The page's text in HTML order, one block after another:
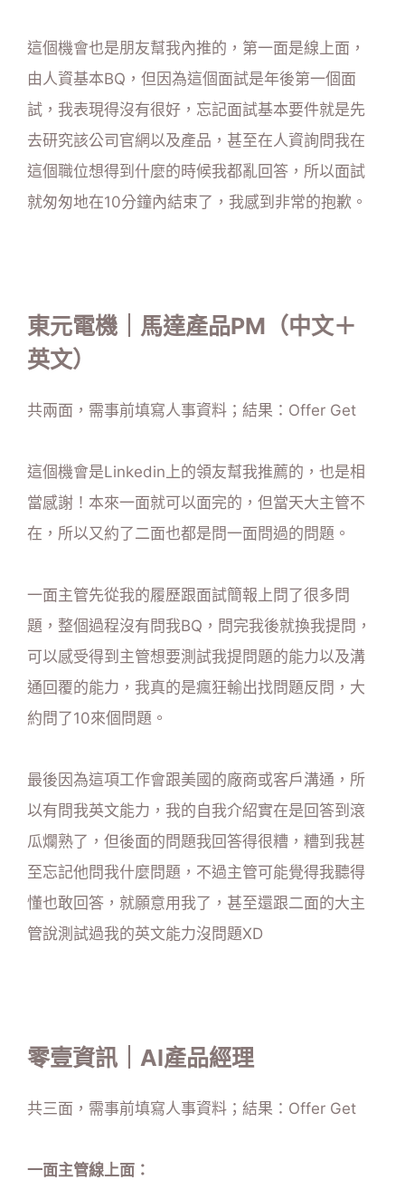
這個機會也是朋友幫我內推的，第一面是線上面，
由人資基本BQ，但因為這個面試是年後第一個面
試，我表現得沒有很好，忘記面試基本要件就是先
去研究該公司官網以及產品，甚至在人資詢問我在
這個職位想得到什麼的時候我都亂回答，所以面試
就匆匆地在10分鐘內結束了，我感到非常的抱歉。
東元電機｜馬達產品PM（中文＋
英文）
共兩面，需事前填寫人事資料；結果：Offer Get
這個機會是Linkedin上的領友幫我推薦的，也是相
當感謝！本來一面就可以面完的，但當天大主管不
在，所以又約了二面也都是問一面問過的問題。
一面主管先從我的履歷跟面試簡報上問了很多問
題，整個過程沒有問我BQ，問完我後就換我提問，
可以感受得到主管想要測試我提問題的能力以及溝
通回覆的能力，我真的是瘋狂輸出找問題反問，大
約問了10來個問題。
最後因為這項工作會跟美國的廠商或客戶溝通，所
以有問我英文能力，我的自我介紹實在是回答到滾
瓜爛熟了，但後面的問題我回答得很糟，糟到我甚
至忘記他問我什麼問題，不過主管可能覺得我聽得
懂也敢回答，就願意用我了，甚至還跟二面的大主
管說測試過我的英文能力沒問題XD
零壹資訊｜AI產品經理
共三面，需事前填寫人事資料；結果：Offer Get
一面主管線上面：